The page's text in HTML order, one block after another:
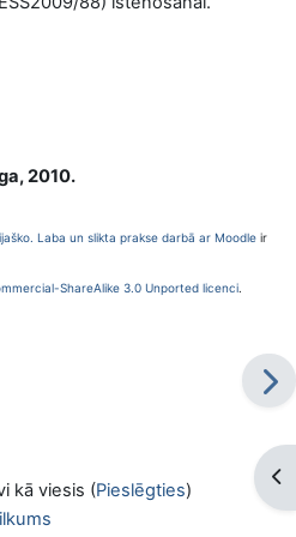
2010.
Laba un slikta prakse darbā ar Moodle ir
ShareAlike 3.0 Unported licenci.
kā viesis (Pieslēgties)